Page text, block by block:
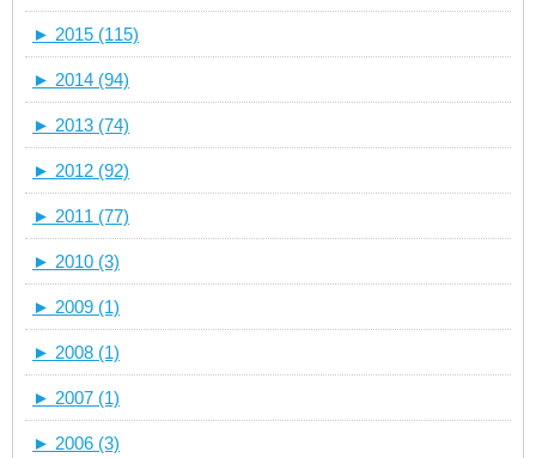
► 2015 (115)
► 2014 (94)
► 2013 (74)
► 2012 (92)
► 2011 (77)
► 2010 (3)
► 2009 (1)
► 2008 (1)
► 2007 (1)
► 2006 (3)